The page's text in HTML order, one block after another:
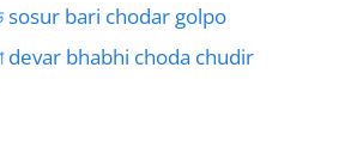
sosur bari chodar golpo
devar bhabhi choda chudir